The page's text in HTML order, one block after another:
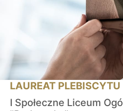
LAUREAT PLEBISCYTU
I Społeczne Liceum